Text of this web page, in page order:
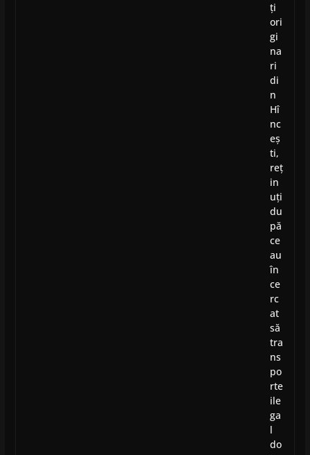
ți
ori
gi
na
ri
di
n
Hî
nc
eș
ti,
reț
in
uți
du
pă
ce
au
în
ce
rc
at
să
tra
ns
po
rte
ile
ga
l
do